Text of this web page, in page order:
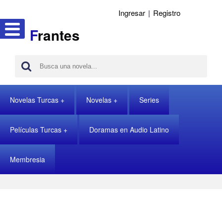
Frantes
Ingresar | Registro
Novelas Turcas Novelas Series
Películas Turcas Doramas en Audio Latino
Membresia